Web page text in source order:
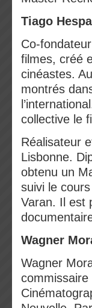
Tiago
Co-
filmes, créé
cinéastes.
montrés
collective le
Réalisateur
Lisbonne.
obtenu un
suivi le
Varan. Il est
Wagner
Wagner